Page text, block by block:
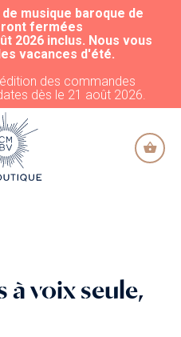
PRINCIPAL
musique baroque de
fermées
2026 inclus. Nous vous
vacances d'été.
des commandes
dès le 21 août 2026.
à voix seule,